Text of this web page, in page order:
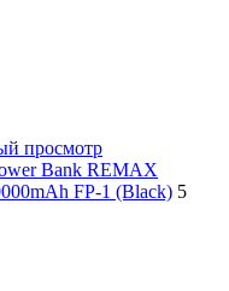
просмотр
Bank REMAX
FP-1 (Black) 5